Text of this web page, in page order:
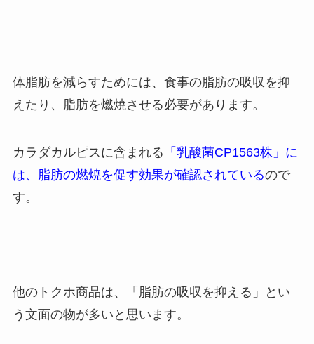
体脂肪を減らすためには、食事の脂肪の吸収を抑
えたり、脂肪を燃焼させる必要があります。
カラダカルピスに含まれる 「乳酸菌CP1563株」に
は、脂肪の燃焼を促す効果が確認されているので
す。
他のトクホ商品は、「脂肪の吸収を抑える」とい
う文面の物が多いと思います。